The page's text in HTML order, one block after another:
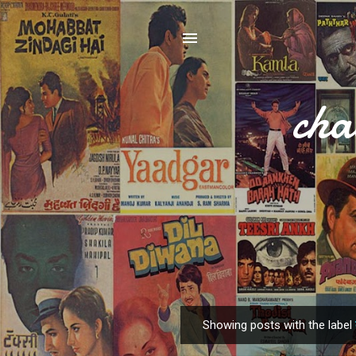
o
Showing posts with the label